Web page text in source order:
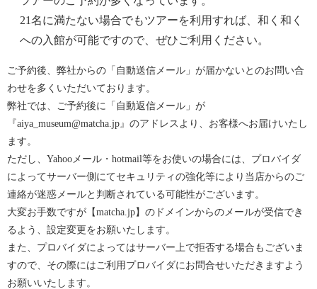
21名に満たない場合でもツアーを利用すれば、和く和く
への入館が可能ですので、ぜひご利用ください。
ご予約後、弊社からの「自動送信メール」が届かないとのお問い合
わせを多くいただいております。
弊社では、ご予約後に「自動返信メール」が
『aiya_museum@matcha.jp』のアドレスより、お客様へお届けいたし
ます。
ただし、Yahooメール・hotmail等をお使いの場合には、プロバイダ
によってサーバー側にてセキュリティの強化等により当店からのご
連絡が迷惑メールと判断されている可能性がございます。
大変お手数ですが【matcha.jp】のドメインからのメールが受信でき
るよう、設定変更をお願いたします。
また、プロバイダによってはサーバー上で拒否する場合もございま
すので、その際にはご利用プロバイダにお問合せいただきますよう
お願いいたします。